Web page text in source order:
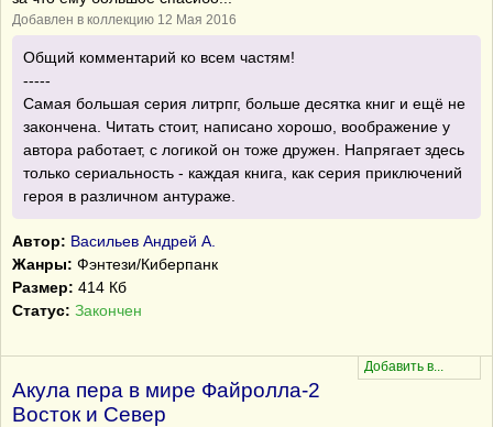
Добавлен в коллекцию 12 Мая 2016
Общий комментарий ко всем частям!
-----
Самая большая серия литрпг, больше десятка книг и ещё не
закончена. Читать стоит, написано хорошо, воображение у
автора работает, с логикой он тоже дружен. Напрягает здесь
только сериальность - каждая книга, как серия приключений
героя в различном антураже.
Автор: Васильев Андрей А.
Жанры: Фэнтези/Киберпанк
Размер: 414 Кб
Статус: Закончен
Акула пера в мире Файролла-2
Восток и Север